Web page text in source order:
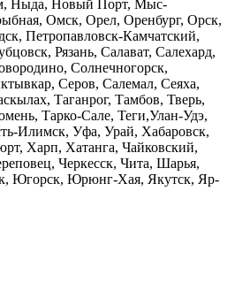
Ныда, Новый Порт, Мыс-
Омск, Орел, Оренбург, Орск,
Петропавловск-Камчатский,
Рязань, Салават, Салехард,
Солнечногорск,
Серов, Салемал, Сеяха,
Таганрог, Тамбов, Тверь,
Тарко-Сале, Теги,Улан-Удэ,
Илимск, Уфа, Урай, Хабаровск,
Харп, Хатанга, Чайковский,
Черкесск, Чита, Шарья,
Югорск, Юрюнг-Хая, Якутск, Яр-